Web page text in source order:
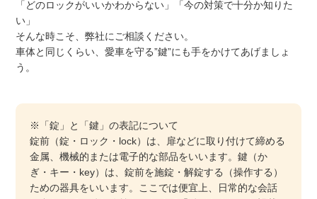
「どのロックがいいかわからない」「今の対策で十分か知りた
い」
そんな時こそ、弊社にご相談ください。
車体と同じくらい、愛車を守る”鍵”にも手をかけてあげましょ
う。
※「錠」と「鍵」の表記について
錠前（錠・ロック・lock）は、扉などに取り付けて締める
金属、機械的または電子的な部品をいいます。鍵（か
ぎ・キー・key）は、錠前を施錠・解錠する（操作する）
ための器具をいいます。ここでは便宜上、日常的な会話